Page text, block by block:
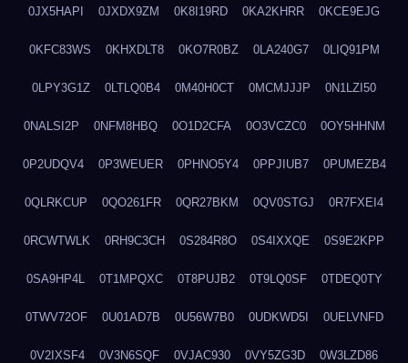
0JX5HAPI 0JXDX9ZM 0K8I19RD 0KA2KHRR 0KCE9EJG
0KFC83WS 0KHXDLT8 0KO7R0BZ 0LA240G7 0LIQ91PM
0LPY3G1Z 0LTLQ0B4 0M40H0CT 0MCMJJJP 0N1LZI50
0NALSI2P 0NFM8HBQ 0O1D2CFA 0O3VCZC0 0OY5HHNM
0P2UDQV4 0P3WEUER 0PHNO5Y4 0PPJIUB7 0PUMEZB4
0QLRKCUP 0QO261FR 0QR27BKM 0QV0STGJ 0R7FXEI4
0RCWTWLK 0RH9C3CH 0S284R8O 0S4IXXQE 0S9E2KPP
0SA9HP4L 0T1MPQXC 0T8PUJB2 0T9LQ0SF 0TDEQ0TY
0TWV72OF 0U01AD7B 0U56W7B0 0UDKWD5I 0UELVNFD
0V2IXSF4 0V3N6SQF 0VJAC930 0VY5ZG3D 0W3LZD86